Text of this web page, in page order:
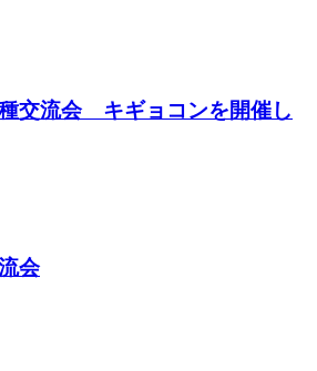
交流会 キギョコンを開催し
会